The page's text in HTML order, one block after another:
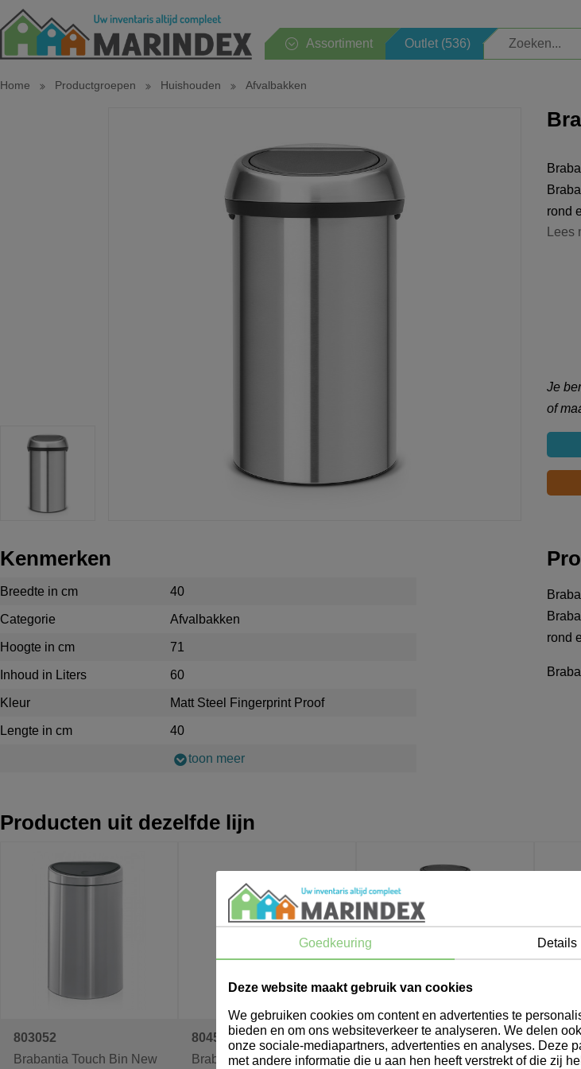
Assortiment Outlet (536)
Home Productgroepen Huishouden Afvalbakken
rond
Lees
Je
of
Kenmerken
Breedte in cm 40
Categorie Afvalbakken
Hoogte in cm 71
Inhoud in Liters 60
Kleur Matt Steel Fingerprint Proof
Lengte in cm 40
toon meer
rond
Producten uit dezelfde lijn
803052
Brabantia Touch Bin New
804527
Brabantia Touch Bin Wand
804545
Brabantia Touchbin New
Keuken Welkomstpakket
Opbergen
Goedkeuring Details
Deze website maakt gebruik van cookies
We gebruiken cookies om content en advertenties te
bieden en om ons websiteverkeer te analyseren. We delen
onze sociale-mediapartners, advertenties en analyses. Deze
met andere informatie die u aan hen heeft verstrekt of die zij